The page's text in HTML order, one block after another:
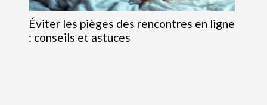
Éviter les pièges des rencontres en ligne
: conseils et astuces